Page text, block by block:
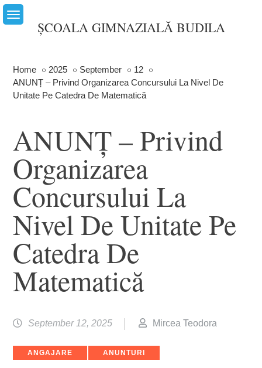
Skip
ȘCOALA GIMNAZIALĂ BUDILA
Home 2025 September
12
ANUNȚ – Privind Organizarea Concursului La Nivel De
Unitate Pe Catedra De Matematică
ANUNȚ – Privind
Organizarea
Concursului La
Nivel De Unitate Pe
Catedra De
Matematică
September 12, 2025 Mircea Teodora
Categories
ANGAJARE ANUNTURI